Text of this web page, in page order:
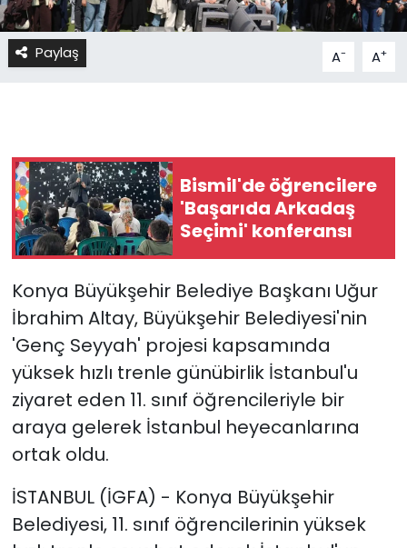
Paylaş A- A+
Bismil'de öğrencilere
'Başarıda Arkadaş
Seçimi' konferansı
Konya Büyükşehir Belediye Başkanı Uğur
İbrahim Altay, Büyükşehir Belediyesi'nin
'Genç Seyyah' projesi kapsamında
yüksek hızlı trenle günübirlik İstanbul'u
ziyaret eden 11. sınıf öğrencileriyle bir
araya gelerek İstanbul heyecanlarına
ortak oldu.
İSTANBUL (İGFA) - Konya Büyükşehir
Belediyesi, 11. sınıf öğrencilerinin yüksek